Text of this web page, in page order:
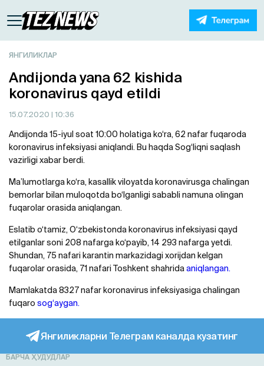
ЯНГИЛИКЛАР
Andijonda yana 62 kishida
koronavirus qayd etildi
15.07.2020 | 10:36
Andijonda 15-iyul soat 10:00 holatiga ko‘ra, 62 nafar fuqaroda
koronavirus infeksiyasi aniqlandi. Bu haqda Sog‘liqni saqlash
vazirligi xabar berdi.
Ma’lumotlarga ko‘ra, kasallik viloyatda koronavirusga chalingan
bemorlar bilan muloqotda bo‘lganligi sababli namuna olingan
fuqarolar orasida aniqlangan.
Eslatib o‘tamiz, O‘zbekistonda koronavirus infeksiyasi qayd
etilganlar soni 208 nafarga ko‘payib, 14 293 nafarga yetdi.
Shundan, 75 nafari karantin markazidagi xorijdan kelgan
fuqarolar orasida, 71 nafari Toshkent shahridaaniqlangan.
Mamlakatda 8327 nafar koronavirus infeksiyasiga chalingan
fuqaro sog‘aygan.
Янгиликларни Телеграм каналда кузатинг
БАРЧА ҲУДУДЛАР